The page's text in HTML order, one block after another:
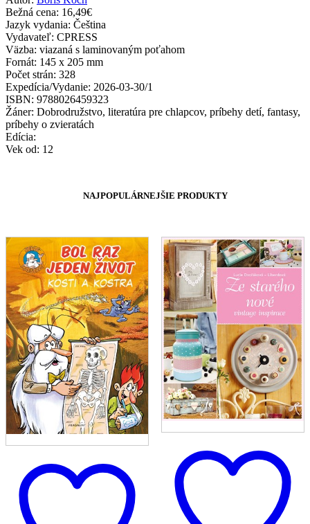
Bežná cena: 16,49€
Jazyk vydania: Čeština
Vydavateľ: CPRESS
Väzba: viazaná s laminovaným poťahom
Fornát: 145 x 205 mm
Počet strán: 328
Expedícia/Vydanie: 2026-03-30/1
ISBN: 9788026459323
Žáner: Dobrodružstvo, literatúra pre chlapcov, príbehy detí, fantasy,
príbehy o zvieratách
Edícia:
Vek od: 12
NAJPOPULÁRNEJŠIE PRODUKTY